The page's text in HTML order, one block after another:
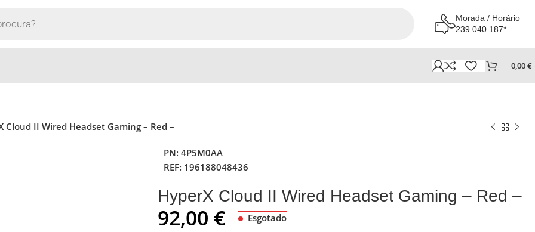
Morada / Horário
239 040 187*
0,00€
Cloud II Wired Headset Gaming – Red –
PN: 4P5M0AA
REF: 196188048436
HyperX Cloud II Wired Headset Gaming – Red –
92,00 € Esgotado